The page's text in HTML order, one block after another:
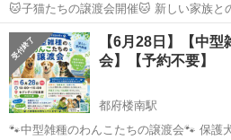
🐱子猫たちの譲渡会開催🐱 新しい家族との出会いを待っている子猫た
ちが参加します✨ みんな野良猫のお母さんから生まれた子たち。 保護
されて、人との暮らしを学びながら元気に成長
族に迎えたい」 「保護猫...
福岡 筑紫野市 都府楼南駅 展
【6月28日】【中
会】【予約不要】
都府楼南駅
🐾中型雑種のわんこたちの譲渡会🐾 保護犬たちに会いに来ませんか？